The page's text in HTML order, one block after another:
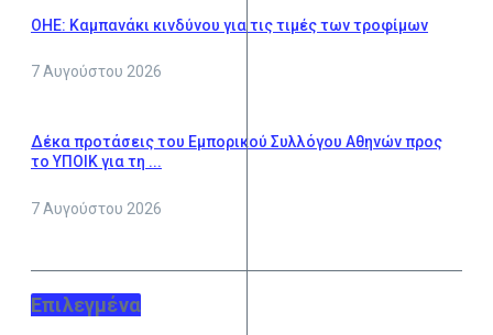
ΟΗΕ: Καμπανάκι κινδύνου για τις τιμές των τροφίμων
7 Αυγούστου 2026
Δέκα προτάσεις του Εμπορικού Συλλόγου Αθηνών προς
το ΥΠΟΙΚ για τη ...
7 Αυγούστου 2026
Επιλεγμένα